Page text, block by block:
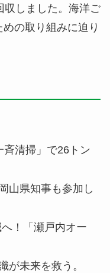
収しました。海洋ご
の取り組みに迫り
清掃」で26トン
山県知事も参加し
！「瀬戸内オー
が未来を救う。